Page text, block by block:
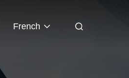
French